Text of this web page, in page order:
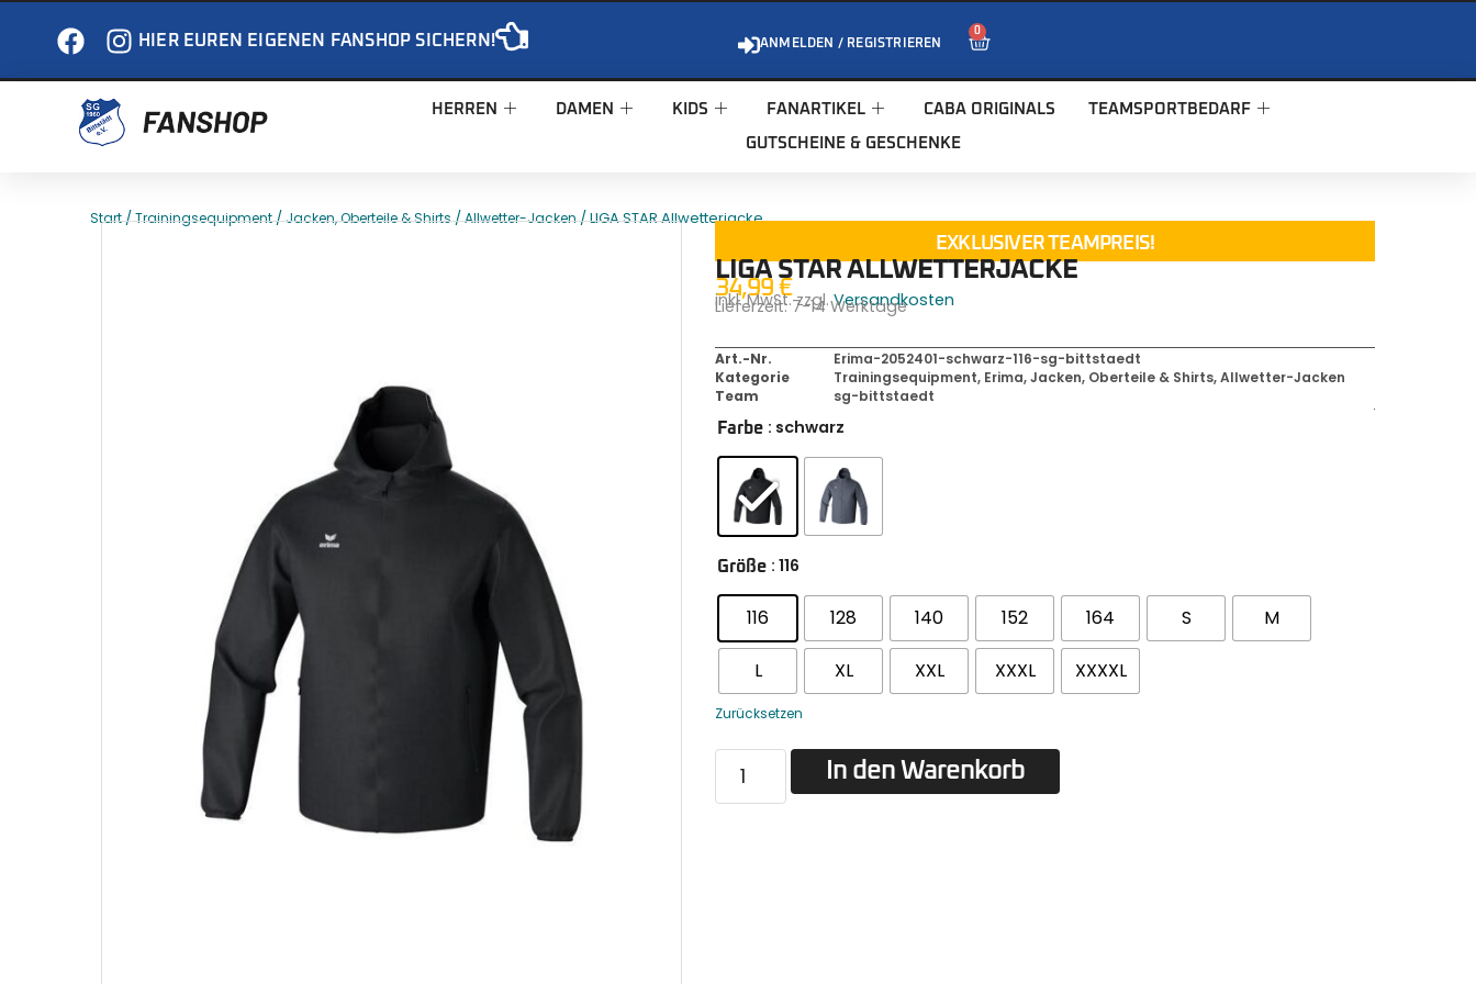
HIER EUREN EIGENEN FANSHOP SICHERN! ANMELDEN / REGISTRIEREN
0
HERREN DAMEN KIDS FANARTIKEL CABA ORIGINALS TEAMSPORTBEDARF
GUTSCHEINE & GESCHENKE
Start/Trainingsequipment/Jacken, Oberteile & Shirts/Allwetter-Jacken/ LIGA STAR Allwetterjacke
EXKLUSIVER TEAMPREIS!
LIGA STAR ALLWETTERJACKE
34,99€
inkl. MwSt. zzgl.Versandkosten
Lieferzeit:7-14 Werktage
Art.-Nr.
Erima-2052401-schwarz-116-sg-bittstaedt
Kategorie
Trainingsequipment, Erima,Jacken, Oberteile & Shirts,Allwetter-Jacken
Team
sg-bittstaedt
Farbe : schwarz
Größe : 116
116 128 140 152 164 S M
L XL XXL XXXL XXXXL
Zurücksetzen
In den Warenkorb